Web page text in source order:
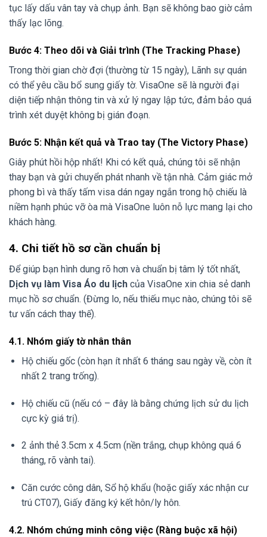
tục lấy dấu vân tay và chụp ảnh. Bạn sẽ không bao giờ cảm
thấy lạc lõng.
Bước 4: Theo dõi và Giải trình (The Tracking Phase)
Trong thời gian chờ đợi (thường từ 15 ngày), Lãnh sự quán
có thể yêu cầu bổ sung giấy tờ. VisaOne sẽ là người đại
diện tiếp nhận thông tin và xử lý ngay lập tức, đảm bảo quá
trình xét duyệt không bị gián đoạn.
Bước 5: Nhận kết quả và Trao tay (The Victory Phase)
Giây phút hồi hộp nhất! Khi có kết quả, chúng tôi sẽ nhận
thay bạn và gửi chuyển phát nhanh về tận nhà. Cảm giác mở
phong bì và thấy tấm visa dán ngay ngắn trong hộ chiếu là
niềm hạnh phúc vỡ òa mà VisaOne luôn nỗ lực mang lại cho
khách hàng.
4. Chi tiết hồ sơ cần chuẩn bị
Để giúp bạn hình dung rõ hơn và chuẩn bị tâm lý tốt nhất,
Dịch vụ làm Visa Áo du lịch của VisaOne xin chia sẻ danh
mục hồ sơ chuẩn. (Đừng lo, nếu thiếu mục nào, chúng tôi sẽ
tư vấn cách thay thế).
4.1. Nhóm giấy tờ nhân thân
Hộ chiếu gốc (còn hạn ít nhất 6 tháng sau ngày về, còn ít
nhất 2 trang trống).
Hộ chiếu cũ (nếu có – đây là bằng chứng lịch sử du lịch
cực kỳ giá trị).
2 ảnh thẻ 3.5cm x 4.5cm (nền trắng, chụp không quá 6
tháng, rõ vành tai).
Căn cước công dân, Sổ hộ khẩu (hoặc giấy xác nhận cư
trú CT07), Giấy đăng ký kết hôn/ly hôn.
4.2. Nhóm chứng minh công việc (Ràng buộc xã hội)